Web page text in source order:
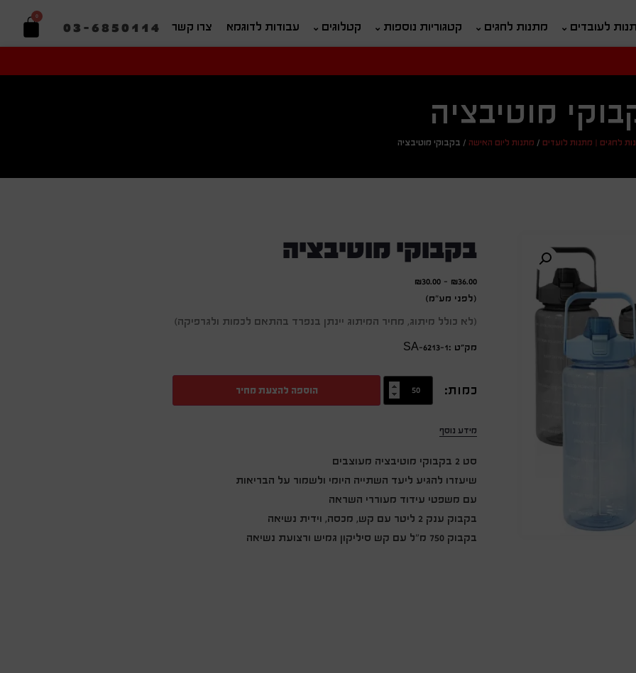
לעובדים מתנות לחגים קטגוריות נוספות קטלוגים עבודות לדוגמא צרו קשר 03-6850114
0
מוטיבציה
לחגים | מתנות לועדים / מתנות ליום האישה / בקבוקי מוטיבציה
בקבוקי מוטיבציה
₪36.00
-
₪30.00
(לפני מע"מ)
(לא כולל מיתוג, מחיר המיתוג יינתן בנפרד בהתאם לכמות ולגרפיקה)
מק״ט :SA-6213-1
כמות: הוספה להצעת מחיר
מידע נוסף
סט 2 בקבוקי מוטיבציה מעוצבים
שיעזרו להגיע ליעד השתייה היומי ולשמור על הבריאות
עם משפטי עידוד מעוררי השראה
בקבוק ענק 2 ליטר עם קש, מכסה, וידית נשיאה
בקבוק 750 מ"ל עם קש סיליקון גמיש ורצועת נשיאה